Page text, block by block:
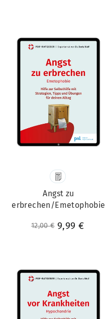
Angst zu
erbrechen/Emetophobie
Normaler Preis
12,00 €
Sonderpreis
9,99 €